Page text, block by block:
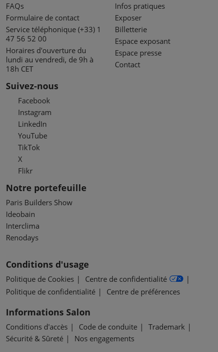
FAQs
Formulaire de contact
Service téléphonique (+33) 1
47 56 52 00
Horaires d'ouverture du
lundi au vendredi, de 9h à
18h CET
Infos pratiques
Exposer
Billetterie
Espace exposant
Espace presse
Contact
Suivez-nous
Facebook
Instagram
LinkedIn
YouTube
TikTok
X
Flikr
Notre portefeuille
Paris Builders Show
Ideobain
Interclima
Renodays
Conditions d'usage
Politique de Cookies
Centre de confidentialité
Politique de confidentialité
Centre de préférences
Informations Salon
Conditions d'accès Code de conduite
Trademark
Sécurité & Sûreté
Nos engagements